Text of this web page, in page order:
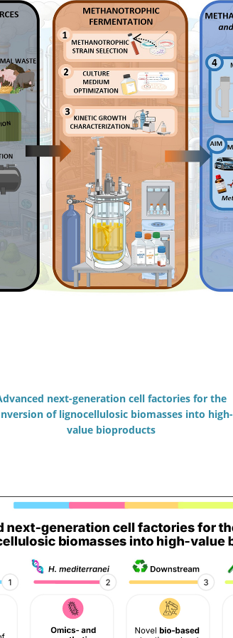
next-generation cell factories for the
of lignocellulosic biomasses into high-
value bioproducts